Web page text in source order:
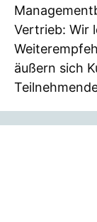
Vertrieb: Wir
äußern sich